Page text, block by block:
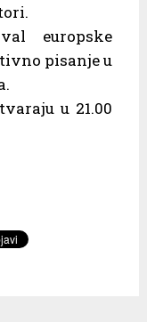
europske
pisanje u
u 21.00